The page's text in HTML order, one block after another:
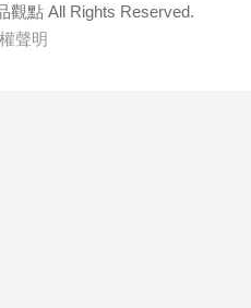
觀點 All Rights Reserved.
聲明